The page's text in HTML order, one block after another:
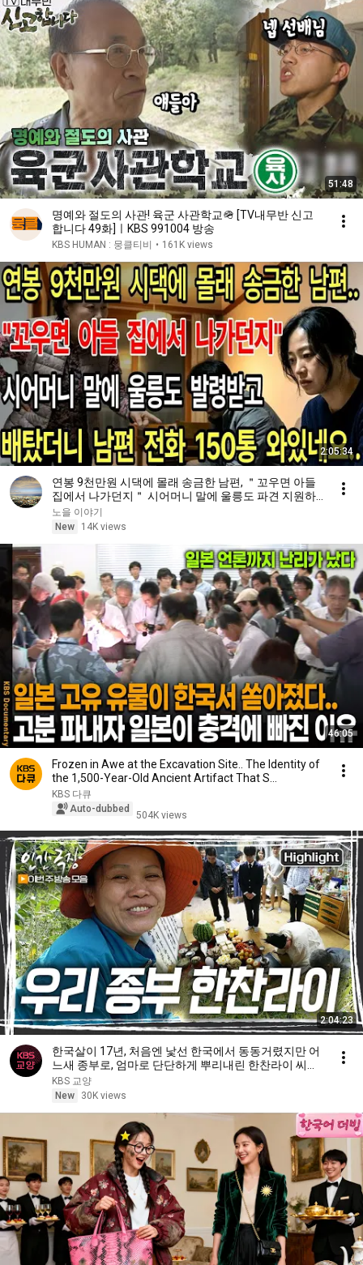
51:48
명예와 절도의 사관! 육군 사관학교🪖 [TV내무반 신고
합니다 49화]ㅣKBS 991004 방송
KBS HUMAN : 뭉클티비 • 161K views
2:05:34
연봉 9천만원 시댁에 몰래 송금한 남편, ＂꼬우면 아들
집에서 나가던지＂ 시어머니 말에 울릉도 파견 지원하
고 배탔더니 남편 부재중 전화 150통 와있네요
노을 이야기
New
14K views
46:05
Frozen in Awe at the Excavation Site.. The Identity of
the 1,500-Year-Old Ancient Artifact That S...
KBS 다큐
Auto-dubbed
504K views
2:04:23
한국살이 17년, 처음엔 낯선 한국에서 동동거렸지만 어
느새 종부로, 엄마로 단단하게 뿌리내린 한찬라이 씨의
삶 [인간극장] KBS 방송
KBS 교양
New
30K views